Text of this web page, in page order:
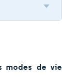
modes de vie